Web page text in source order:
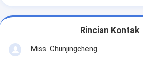
Rincian Kontak
Miss. Chunjingcheng